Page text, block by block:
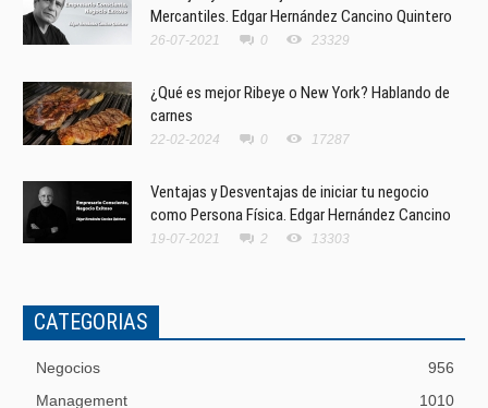
Mercantiles. Edgar Hernández Cancino Quintero
26-07-2021 0 23329
¿Qué es mejor Ribeye o New York? Hablando de
carnes
22-02-2024 0 17287
Ventajas y Desventajas de iniciar tu negocio
como Persona Física. Edgar Hernández Cancino
19-07-2021 2 13303
CATEGORIAS
Negocios
956
Management
1010